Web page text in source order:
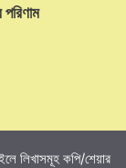
লিখাসমূহ কপি/শেয়ার